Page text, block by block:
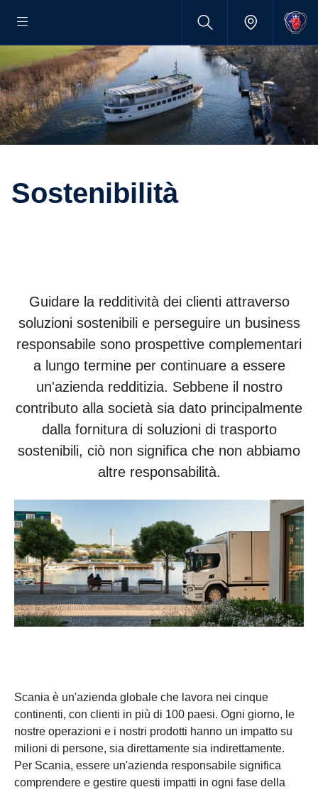
Sostenibilità
Guidare la redditività dei clienti attraverso
soluzioni sostenibili e perseguire un business
responsabile sono prospettive complementari
a lungo termine per continuare a essere
un'azienda redditizia. Sebbene il nostro
contributo alla società sia dato principalmente
dalla fornitura di soluzioni di trasporto
sostenibili, ciò non significa che non abbiamo
altre responsabilità.
Scania è un'azienda globale che lavora nei cinque
continenti, con clienti in più di 100 paesi. Ogni giorno, le
nostre operazioni e i nostri prodotti hanno un impatto su
milioni di persone, sia direttamente sia indirettamente.
Per Scania, essere un'azienda responsabile significa
comprendere e gestire questi impatti in ogni fase della